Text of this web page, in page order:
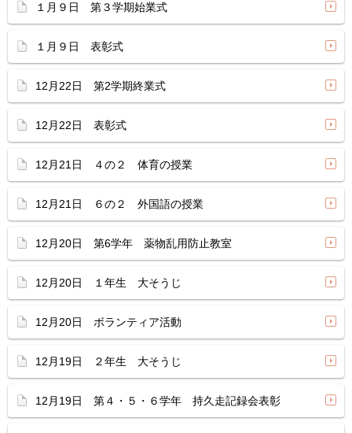
１月９日 第３学期始業式
１月９日 表彰式
12月22日 第2学期終業式
12月22日 表彰式
12月21日 ４の２ 体育の授業
12月21日 ６の２ 外国語の授業
12月20日 第6学年 薬物乱用防止教室
12月20日 １年生 大そうじ
12月20日 ボランティア活動
12月19日 ２年生 大そうじ
12月19日 第４・５・６学年 持久走記録会表彰